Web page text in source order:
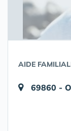
AIDE
69860 -